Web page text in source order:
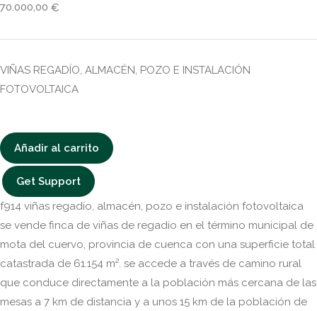
70.000,00 €
VIÑAS REGADÍO, ALMACÉN, POZO E INSTALACIÓN
FOTOVOLTAICA
Añadir al carrito
Get Support
f914 viñas regadío, almacén, pozo e instalación fotovoltaica
se vende finca de viñas de regadío en el término municipal de
mota del cuervo, provincia de cuenca con una superficie total
catastrada de 61.154 m². se accede a través de camino rural
que conduce directamente a la población más cercana de las
mesas a 7 km de distancia y a unos 15 km de la población de